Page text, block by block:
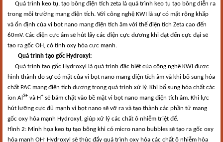
Quá trình keo tụ, tạo bông điện tích zeta là quá trình keo tụ tạo bông diễn ra
trong môi trường mang điện tích. Với công nghệ KWI là sự có mặt rộng khắp
và ổn định của vi bọt nano mang điện tích âm với thế điện tích Zeta cao đến
60mV. Các điện cực âm sẽ hút lấy các điện cực dương khi đạt đến cực đại sẽ
tạo ra gốc OH, có tính oxy hóa cực mạnh.
Quá trình tạo gốc Hydroxyl:
Quá trình tạo gốc Hydroxyl là quá trình đặc biệt của công nghệ KWI được
hình thành do sự có mặt của vi bọt nano mang điện tích âm và khi bổ sung hóa
chất PAC mang điện tích dương trong quá trình xử lý. Khi bổ sung hóa chất các
ion Al 3+ và H+ sẽ bám chặt vào bề mặt vi bọt nano mang điện tích âm. Khi lực
hút lưỡng cực đủ mạnh vi bọt nano sẽ vỡ ra và tạo thành các phần tử mang
gốc oxy hóa mạnh Hydroxyl, giúp xử lý các chất ô nhiễm triệt để.
Hình 2: Minh họa keo tụ tạo bông khi có micro nano bubbles sẽ tạo ra gốc oxy
hóa mạnh OH. Hydroxyl sẽ thúc đẩy quá trình oxy hóa các chất ô nhiễm hòa